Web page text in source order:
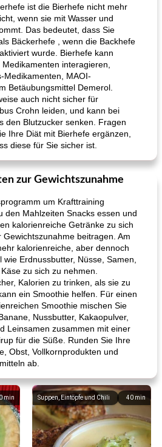
ist die Bierhefe nicht mehr
wenn sie mit Wasser und
Das bedeutet, dass Sie
Bäckerhefe , wenn die Backhefe
wurde. Bierhefe kann
interagieren,
Medikamenten, MAOI-
Betäubungsmittel Demerol.
auch nicht sicher für
Crohn leiden, und kann bei
den Blutzucker senken. Fragen
Ihre Diät mit Bierhefe ergänzen,
diese für Sie sicher ist.
zur Gewichtszunahme
um Krafttraining
den Mahlzeiten Snacks essen und
kalorienreiche Getränke zu sich
beitragen. Am
kalorienreiche, aber dennoch
Erdnussbutter, Nüsse, Samen,
zu sich zu nehmen.
Kalorien zu trinken, als sie zu
ein Smoothie helfen. Für einen
Smoothie mischen Sie
Nussbutter, Kakaopulver,
Leinsamen zusammen mit einer
für die Süße. Runden Sie Ihre
Obst, Vollkornprodukten und
ab.
min 40 min
Suppen, Eintöpfe und Chili